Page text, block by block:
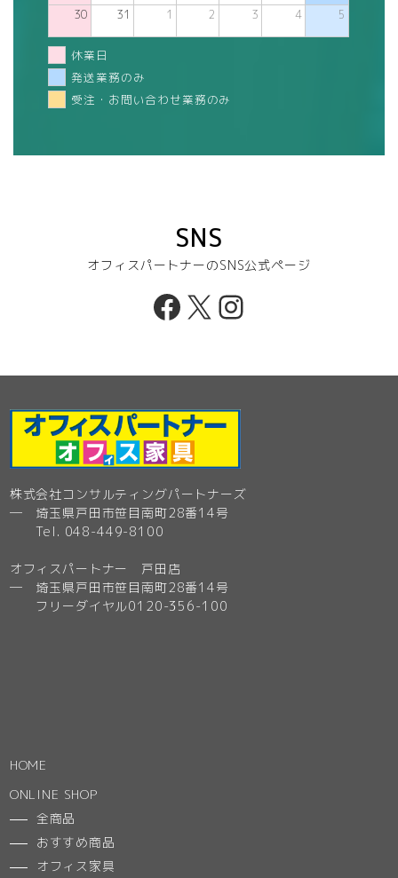
30 31 1 2 3 4 5
休業日
発送業務のみ
受注・お問い合わせ業務のみ
SNS
オフィスパートナーのSNS公式ページ
Facebook
X Instagram
株式会社コンサルティングパートナーズ
─ 埼玉県戸田市笹目南町28番14号
Tel. 048-449-8100
オフィスパートナー 戸田店
─ 埼玉県戸田市笹目南町28番14号
フリーダイヤル0120-356-100
HOME
ONLINE SHOP
全商品
おすすめ商品
オフィス家具